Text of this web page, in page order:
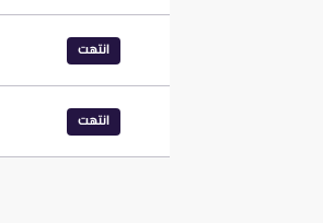
انتهت
انتهت